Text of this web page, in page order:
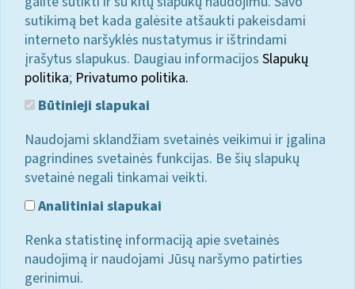
sutikimą bet kada galėsite atšaukti pakeisdami
interneto naršyklės nustatymus ir ištrindami
įrašytus slapukus. Daugiau informacijos Slapukų
politika; Privatumo politika.
Būtinieji slapukai
Naudojami sklandžiam svetainės veikimui ir įgalina
pagrindines svetainės funkcijas. Be šių slapukų
svetainė negali tinkamai veikti.
Analitiniai slapukai
Renka statistinę informaciją apie svetainės
naudojimą ir naudojami Jūsų naršymo patirties
gerinimui.